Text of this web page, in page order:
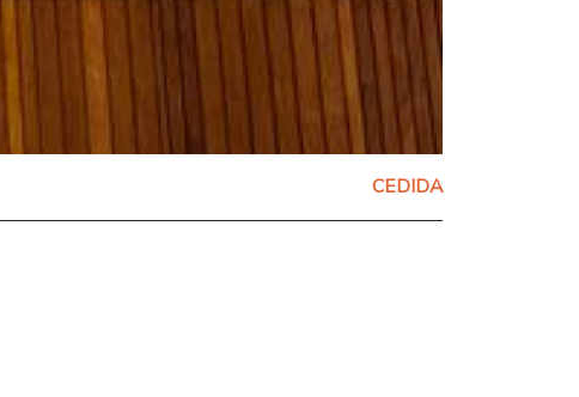
CEDIDA